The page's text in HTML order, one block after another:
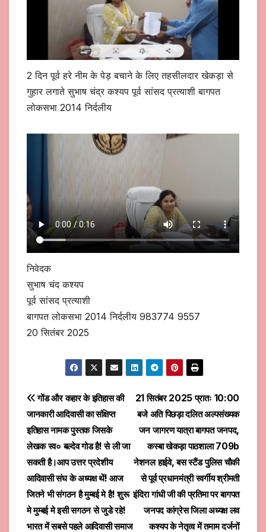
2 दिन पूर्व हरे नीम के पेड़ बचाने के लिए तहसीलदार खेकड़ा से
गुहार लगाते सुभाष चंद्र कश्यप पूर्व सांसद प्रत्याशी बागपत
लोकसभा 2014 निर्दलीय
निवेदक
सुभाष चंद कश्यप
पूर्व सांसद प्रत्याशी
बागपत लोकसभा 2014 निर्दलीय 983774 9557
20 सितंबर 2025
Post
navigation
21 सितंबर 2025 प्रातः 10:00
बजे अति पिछड़ा दलित अल्पसंख्यक
जन जागरण यात्रा बागपत जनपद,
कस्बा खेकड़ा पाठशाला 709b
नेशनल हाईवे, बस स्टैंड पुलिस चौकी
से पूर्व प्रधानमंत्री स्वर्गीय श्रीमती
इंदिरा गांधी जी की प्रतिमा पर बागपत
जनपद कांग्रेस जिला अध्यक्ष लव
कश्यप के नेतृत्व में तमाम दर्जनों
गोंड और कहार के इतिहास की
जानकारी आदिवासी का संक्षिप्त
इतिहास नामक पुस्तक जिसके
लेखक स्व० बल्देव गोड है! से ली जा
सकती है।आप उत्तर प्रदेशीय
आदिवासी संघ के अध्यक्ष थें! आज
जितने भी संगठन है मुम्बई मे है! शुरू
मे मुम्बई मे इसी सगठन से जुडे रहे!
भारत में सबसे पहले आदिवासी समाज